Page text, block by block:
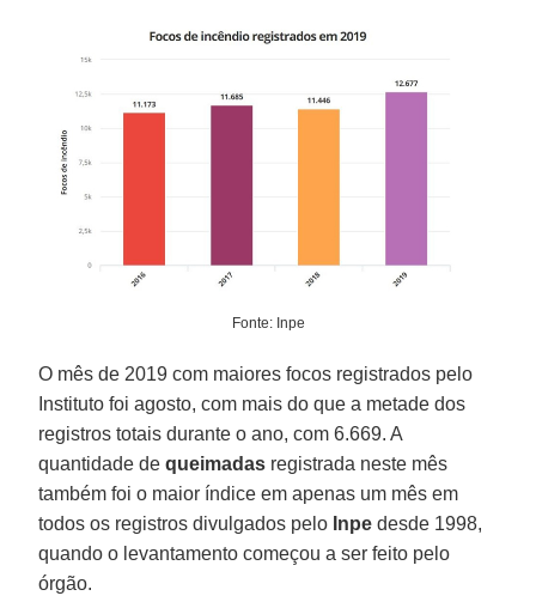
Fonte: Inpe
O mês de 2019 com maiores focos registrados pelo
Instituto foi agosto, com mais do que a metade dos
registros totais durante o ano, com 6.669. A
quantidade dequeimadas registrada neste mês
também foi o maior índice em apenas um mês em
todos os registros divulgados pelo Inpe desde 1998,
quando o levantamento começou a ser feito pelo
órgão.